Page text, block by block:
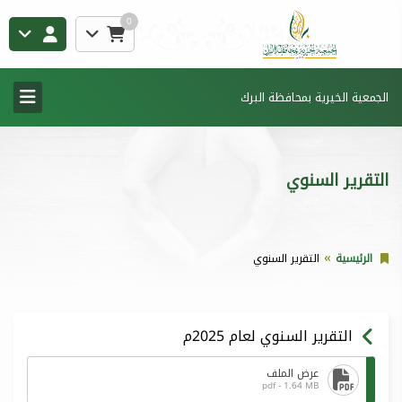
0
الجمعية الخيرية بمحافظة البرك
التقرير السنوي
الرئيسية التقرير السنوي
التقرير السنوي لعام 2025م
عرض الملف
pdf - 1.64 MB